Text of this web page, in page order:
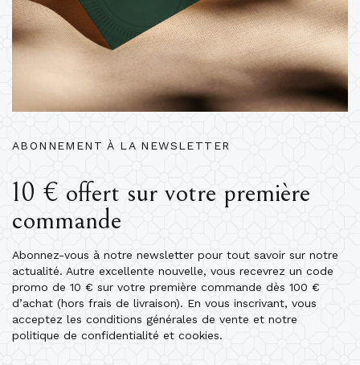
ABONNEMENT À LA NEWSLETTER
10 € offert sur votre première
commande
Abonnez-vous à notre newsletter pour tout savoir sur notre
actualité. Autre excellente nouvelle, vous recevrez un code
promo de 10 € sur votre première commande dès 100 €
d’achat (hors frais de livraison). En vous inscrivant, vous
acceptez les conditions générales de vente et notre
politique de confidentialité et cookies.